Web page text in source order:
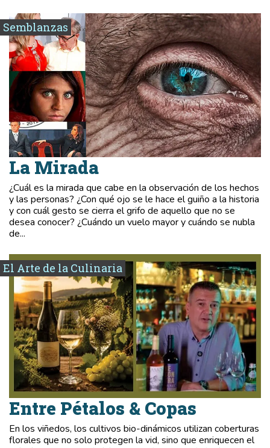
Semblanzas
La Mirada
¿Cuál es la mirada que cabe en la observación de los hechos
y las personas? ¿Con qué ojo se le hace el guiño a la historia
y con cuál gesto se cierra el grifo de aquello que no se
desea conocer? ¿Cuándo un vuelo mayor y cuándo se nubla
de...
El Arte de la Culinaria
Entre Pétalos & Copas
En los viñedos, los cultivos bio-dinámicos utilizan coberturas
florales que no solo protegen la vid, sino que enriquecen el